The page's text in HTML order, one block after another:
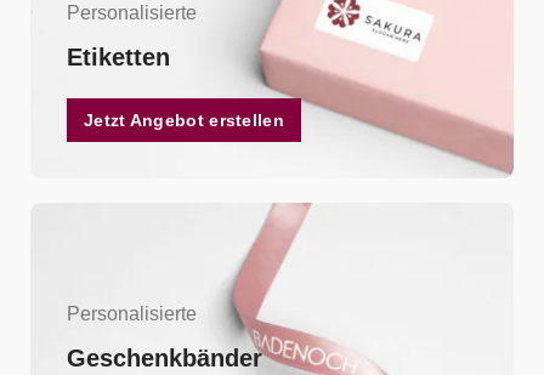
Personalisierte
Etiketten
Jetzt Angebot erstellen
Personalisierte
Geschenkbänder